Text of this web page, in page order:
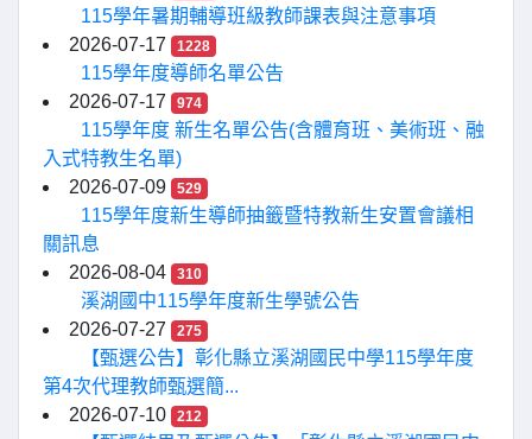
115學年暑期輔導班級教師課表與注意事項
2026-07-17
1228
115學年度導師名單公告
2026-07-17
974
115學年度 新生名單公告(含體育班、美術班、融
入式特教生名單)
2026-07-09
529
115學年度新生導師抽籤暨特教新生安置會議相
關訊息
2026-08-04
310
溪湖國中115學年度新生學號公告
2026-07-27
275
【甄選公告】彰化縣立溪湖國民中學115學年度
第4次代理教師甄選簡...
2026-07-10
212